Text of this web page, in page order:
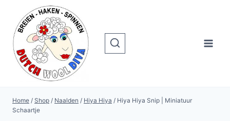
inhoud
Home / Shop / Naalden / Hiya Hiya / Hiya Hiya Snip | Miniatuur
Schaartje